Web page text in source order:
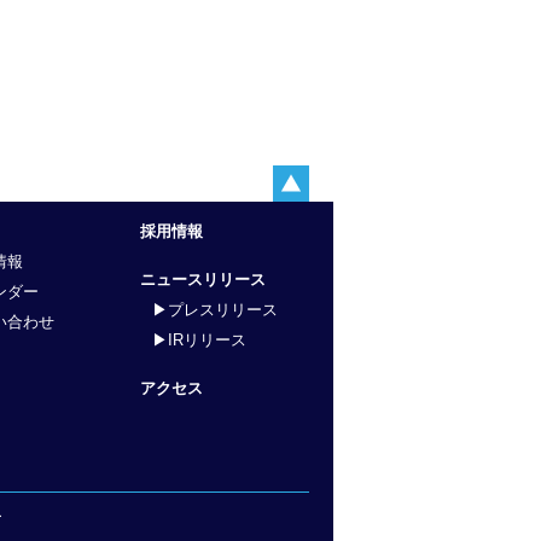
報
ダー
合わせ
採用情報
ニュースリリース
▶プレスリリース
▶IRリリース
アクセス